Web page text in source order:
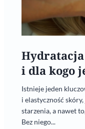
i dla kogo
Istnieje jeden
i elastyczność
starzenia, a nawet
Bez niego...